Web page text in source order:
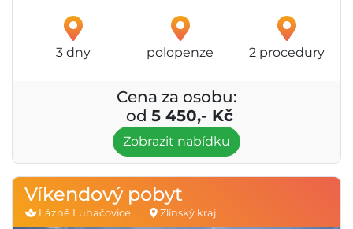
3 dny polopenze 2 procedury
Cena za osobu:
od 5 450,- Kč
Zobrazit nabídku
Víkendový pobyt
Lázně Luhačovice Zlínský kraj